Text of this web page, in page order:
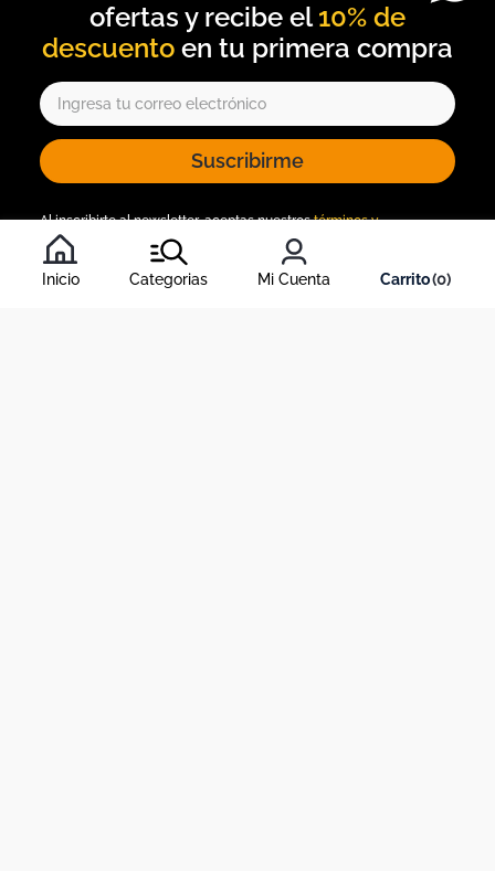
Inicio Categorias Mi Cuenta 0
10% de
descuento
Suscribirme
Al inscribirte al newsletter, aceptas nuestrostérminos y
condiciones
, y nuestra política de tratamiento de información